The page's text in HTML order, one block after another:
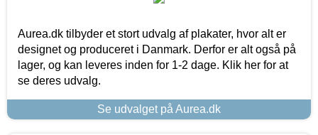
Aurea.dk tilbyder et stort udvalg af plakater, hvor alt er
designet og produceret i Danmark. Derfor er alt også på
lager, og kan leveres inden for 1-2 dage. Klik her for at
se deres udvalg.
Se udvalget på Aurea.dk